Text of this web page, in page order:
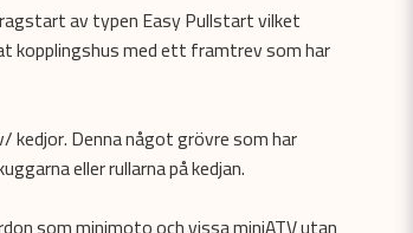
av typen Easy Pullstart vilket
med ett framtrev som har
kedjor. Denna något grövre som har
eller rullarna på kedjan.